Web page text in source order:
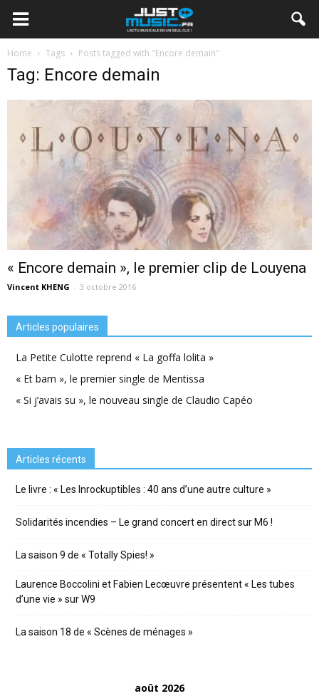
Home Tags Posts tagged with "Encore demain"
Tag: Encore demain
« Encore demain », le premier clip de Louyena
Vincent KHENG - 3 octobre 2016
Articles populaires
La Petite Culotte reprend « La goffa lolita »
« Et bam », le premier single de Mentissa
« Si j’avais su », le nouveau single de Claudio Capéo
Articles récents
Le livre : « Les Inrockuptibles : 40 ans d’une autre culture »
Solidarités incendies – Le grand concert en direct sur M6 !
La saison 9 de « Totally Spies! »
Laurence Boccolini et Fabien Lecœuvre présentent « Les tubes
d’une vie » sur W9
La saison 18 de « Scènes de ménages »
août 2026